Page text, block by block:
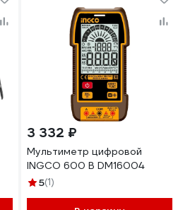
3 332 ₽
Мультиметр цифровой
INGCO 600 В DM16004
5(1)